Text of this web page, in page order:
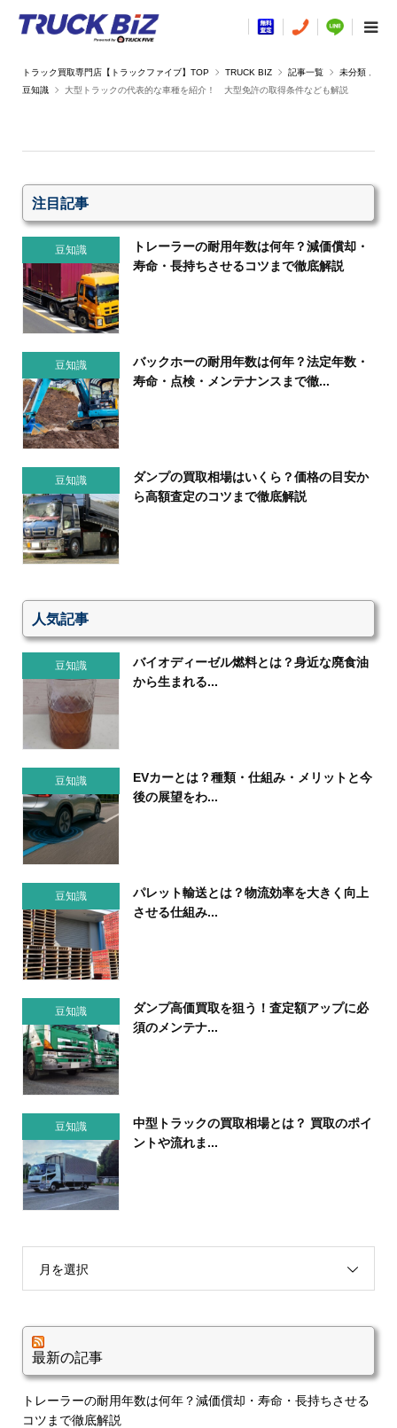
TRUCK BIZ 記事一覧 未分類
豆知識
大型トラックの代表的な車種を紹介！ 大型免許の取得条件なども解説
注目記事
豆知識
トレーラーの耐用年数は何年？減価償却・
寿命・長持ちさせるコツまで徹底解説
豆知識
バックホーの耐用年数は何年？法定年数・
寿命・点検・メンテナンスまで徹...
豆知識
ダンプの買取相場はいくら？価格の目安か
ら高額査定のコツまで徹底解説
人気記事
豆知識
バイオディーゼル燃料とは？身近な廃食油
から生まれる...
豆知識
EVカーとは？種類・仕組み・メリットと今
後の展望をわ...
豆知識
パレット輸送とは？物流効率を大きく向上
させる仕組み...
豆知識
ダンプ高価買取を狙う！査定額アップに必
須のメンテナ...
豆知識
中型トラックの買取相場とは？ 買取のポイ
ントや流れま...
月を選択
最新の記事
トレーラーの耐用年数は何年？減価償却・寿命・長持ちさせる
コツまで徹底解説